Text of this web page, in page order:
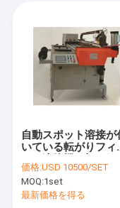
自動スポット溶接が
いている転がりフィ
価格:USD 10500/SET
MOQ:1set
最新価格を得る